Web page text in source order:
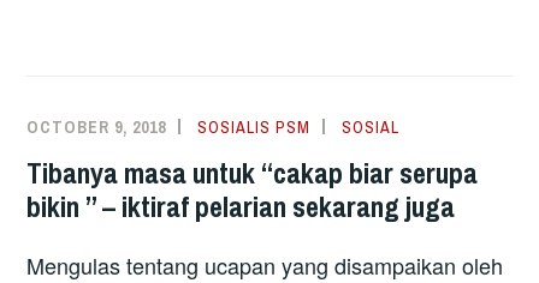
TAMBAT
BULAN
RAMADHAN
OCTOBER 9, 2018 SOSIALIS PSM SOSIAL
Tibanya masa untuk “cakap biar serupa
bikin ” – iktiraf pelarian sekarang juga
Mengulas tentang ucapan yang disampaikan oleh